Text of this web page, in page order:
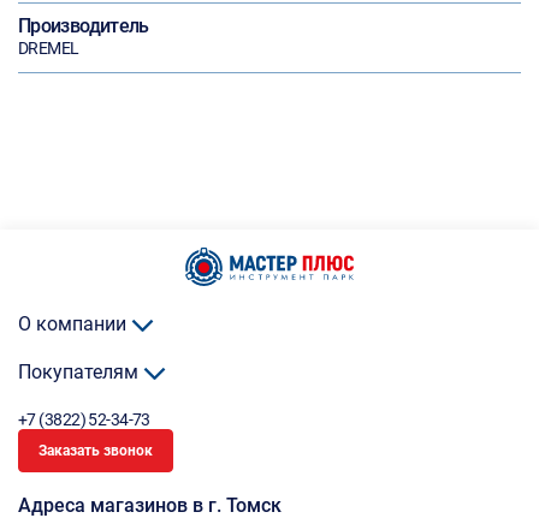
Производитель
DREMEL
О компании
Покупателям
+7 (3822) 52-34-73
Заказать звонок
Адреса магазинов в г. Томск